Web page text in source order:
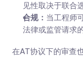
见性取决于联合
合规： 当工程师
法律或监管请求
在AT协议下的审查